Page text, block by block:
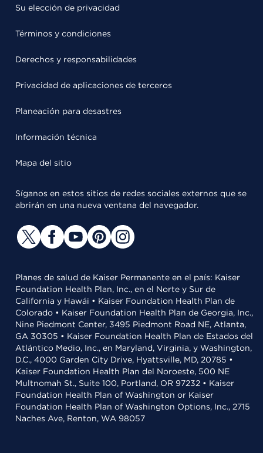
Su elección de privacidad
Términos y condiciones
Derechos y responsabilidades
Privacidad de aplicaciones de terceros
Planeación para desastres
Información técnica
Mapa del sitio
Síganos en estos sitios de redes sociales externos que se
abrirán en una nueva ventana del navegador.
Planes de salud de Kaiser Permanente en el país: Kaiser
Foundation Health Plan, Inc., en el Norte y Sur de
California y Hawái • Kaiser Foundation Health Plan de
Colorado • Kaiser Foundation Health Plan de Georgia, Inc.,
Nine Piedmont Center, 3495 Piedmont Road NE, Atlanta,
GA 30305 • Kaiser Foundation Health Plan de Estados del
Atlántico Medio, Inc., en Maryland, Virginia, y Washington,
D.C., 4000 Garden City Drive, Hyattsville, MD, 20785 •
Kaiser Foundation Health Plan del Noroeste, 500 NE
Multnomah St., Suite 100, Portland, OR 97232 • Kaiser
Foundation Health Plan of Washington or Kaiser
Foundation Health Plan of Washington Options, Inc., 2715
Naches Ave, Renton, WA 98057